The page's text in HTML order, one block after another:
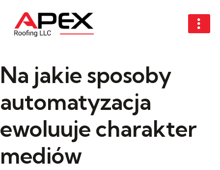
Na jakie sposoby
automatyzacja
ewoluuje charakter
mediów